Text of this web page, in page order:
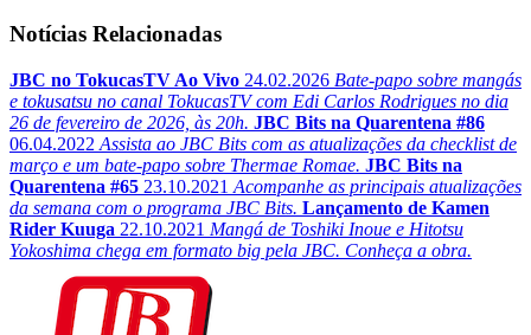
Notícias Relacionadas
JBC no TokucasTV Ao Vivo 24.02.2026 Bate-papo sobre mangás
e tokusatsu no canal TokucasTV com Edi Carlos Rodrigues no dia
26 de fevereiro de 2026, às 20h. JBC Bits na Quarentena #86
06.04.2022 Assista ao JBC Bits com as atualizações da checklist de
março e um bate-papo sobre Thermae Romae. JBC Bits na
Quarentena #65 23.10.2021 Acompanhe as principais atualizações
da semana com o programa JBC Bits. Lançamento de Kamen
Rider Kuuga 22.10.2021 Mangá de Toshiki Inoue e Hitotsu
Yokoshima chega em formato big pela JBC. Conheça a obra.